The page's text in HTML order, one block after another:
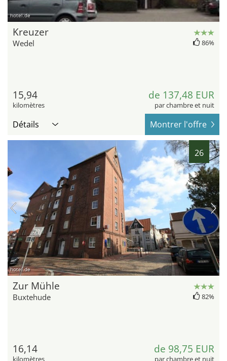
hotel.de
Kreuzer
Wedel 86%
15,94
kilomètres
de 137,48 EUR
par chambre et nuit
Détails Montrer l'offre
26
hotel.de
Zur Mühle
Buxtehude 82%
16,14 de 98,75 EUR